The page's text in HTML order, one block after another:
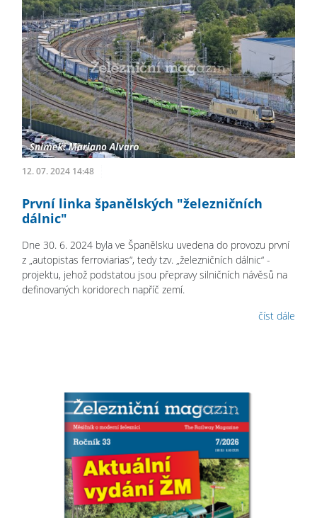
12. 07. 2024 14:48
První linka španělských "železničních
dálnic"
Dne 30. 6. 2024 byla ve Španělsku uvedena do provozu první
z „autopistas ferroviarias“, tedy tzv. „železničních dálnic“ -
projektu, jehož podstatou jsou přepravy silničních návěsů na
definovaných koridorech napříč zemí.
číst dále